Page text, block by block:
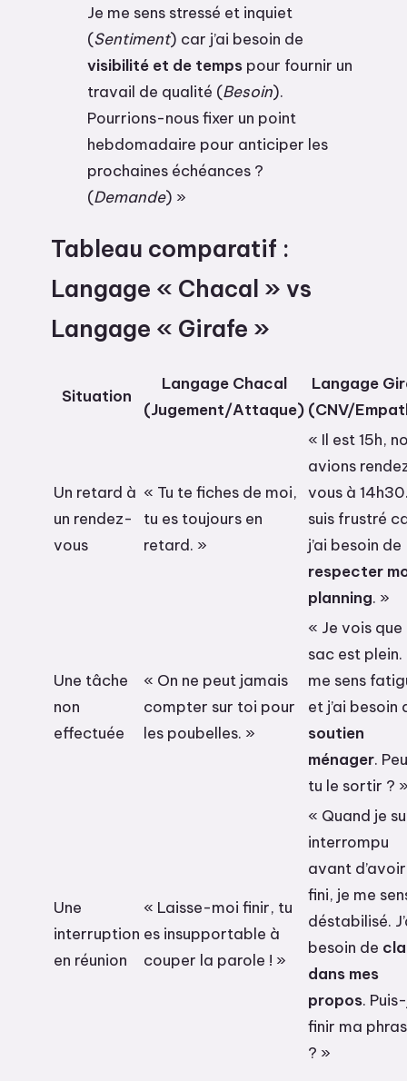
Je me sens stressé et inquiet
(Sentiment) car j’ai besoin de
visibilité et de temps pour fournir un
travail de qualité (Besoin).
Pourrions-nous fixer un point
hebdomadaire pour anticiper les
prochaines échéances ?
(Demande) »
Tableau comparatif :
Langage « Chacal » vs
Langage « Girafe »
Situation
Langage Chacal
(Jugement/Attaque)
Langage
(CNV/
Un retard à
un rendez-
vous
« Tu te fiches de moi,
tu es toujours en
retard. »
« Il est 15h,
avions
vous à
suis frustré
j’ai besoin de
respecter
planning. »
Une tâche
non
effectuée
« On ne peut jamais
compter sur toi pour
les poubelles. »
« Je vois que
sac est plein.
me sens
et j’ai besoin
soutien
ménager.
tu le sortir ?
Une
interruption
en réunion
« Laisse-moi finir, tu
es insupportable à
couper la parole ! »
« Quand je
interrompu
avant d’avoir
fini, je me
déstabilisé.
besoin de
dans mes
propos.
finir ma
? »